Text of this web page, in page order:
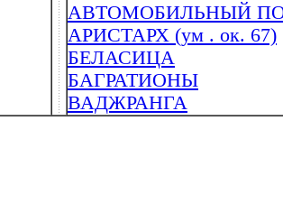
АВТОМОБИЛЬНЫЙ
АРИСТАРХ (ум . ок. 67)
БЕЛАСИЦА
БАГРАТИОНЫ
ВАДЖРАНГА